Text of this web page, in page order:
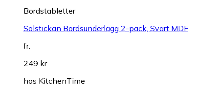
Bordstabletter
Solstickan Bordsunderlägg 2-pack, Svart MDF
fr.
249 kr
hos KitchenTime